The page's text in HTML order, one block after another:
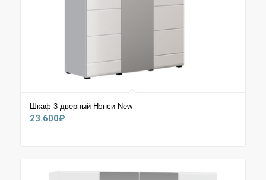
Шкаф 3-дверный Нэнси New
23.600₽